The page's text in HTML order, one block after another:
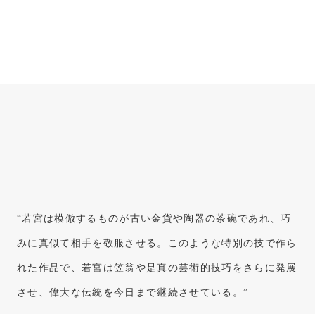
“若宮は模倣するものが古い金貨や陶器の茶碗であれ、巧
みに真似て相手を敬服させる。このような特別の技で作ら
れた作品で、若宮は笠翁や是真の芸術的技巧をさらに発展
させ、偉大な伝統を今日まで継続させている。”
“彦十蒔絵の棟梁・若宮隆志は最高の技術、尽きない忍耐
力、様々な試みを進んでしようという姿勢、そして素晴ら
しい遊びの創造力を見事に結合させて彼の作品に具現化し
ている。”